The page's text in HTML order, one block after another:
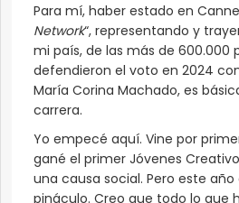
Para mí, haber estado en
Network“, representando y
mi país, de las más de 600.000
defendieron el voto en 2024
María Corina Machado, es
carrera.
Yo empecé aquí. Vine por
gané el primer Jóvenes
una causa social. Pero este
pináculo. Creo que todo lo que